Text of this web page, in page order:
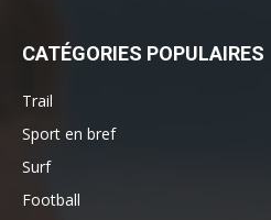
CATÉGORIES POPULAIRES
Trail
Sport en bref
Surf
Football